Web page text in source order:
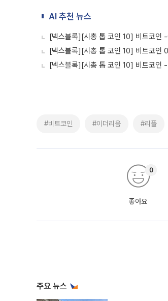
AI 추천 뉴스
[넥스블록][시총 톱 코인 10] 비트코
[넥스블록][시총 톱 코인 10] 비트코
[넥스블록][시총 톱 코인 10] 비트코
#비트코인 #이더리움 #리플
좋아요
0
주요 뉴스